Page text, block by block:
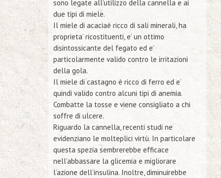
sono legate all’utilizzo della cannella e ai
due tipi di miele.
Il miele di acaciaè ricco di sali minerali, ha
proprieta’ ricostituenti, e’ un ottimo
disintossicante del fegato ed e’
particolarmente valido contro le irritazioni
della gola.
Il miele di castagno è ricco di ferro ed e’
quindi valido contro alcuni tipi di anemia.
Combatte la tosse e viene consigliato a chi
soffre di ulcere.
Riguardo la cannella, recenti studi ne
evidenziano le molteplici virtù. In particolare
questa spezia sembrerebbe efficace
nell’abbassare la glicemia e migliorare
l’azione dell’insulina. Inoltre, diminuirebbe